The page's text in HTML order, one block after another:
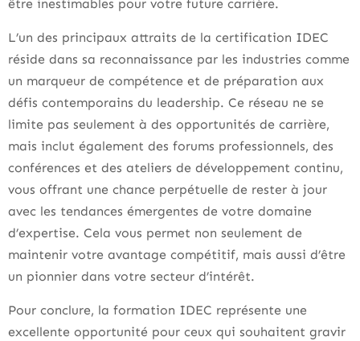
être inestimables pour votre future carrière.
L’un des principaux attraits de la certification IDEC
réside dans sa reconnaissance par les industries comme
un marqueur de compétence et de préparation aux
défis contemporains du leadership. Ce réseau ne se
limite pas seulement à des opportunités de carrière,
mais inclut également des forums professionnels, des
conférences et des ateliers de développement continu,
vous offrant une chance perpétuelle de rester à jour
avec les tendances émergentes de votre domaine
d’expertise. Cela vous permet non seulement de
maintenir votre avantage compétitif, mais aussi d’être
un pionnier dans votre secteur d’intérêt.
Pour conclure, la formation IDEC représente une
excellente opportunité pour ceux qui souhaitent gravir